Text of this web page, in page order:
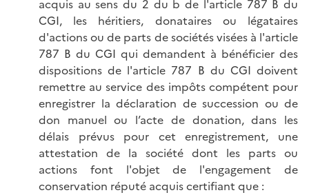
acquis au sens du 2 du b de l'article 787 B du
CGI, les héritiers, donataires ou légataires
d'actions ou de parts de sociétés visées à l'article
787 B du CGI qui demandent à bénéficier des
dispositions de l'article 787 B du CGI doivent
remettre au service des impôts compétent pour
enregistrer la déclaration de succession ou de
don manuel ou l’acte de donation, dans les
délais prévus pour cet enregistrement, une
attestation de la société dont les parts ou
actions font l'objet de l'engagement de
conservation réputé acquis certifiant que :